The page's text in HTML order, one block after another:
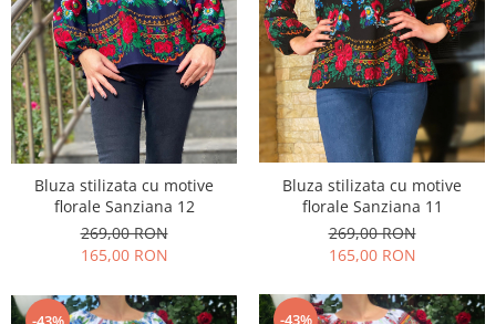
Bluza stilizata cu motive
florale Sanziana 12
269,00 RON
165,00 RON
Bluza stilizata cu motive
florale Sanziana 11
269,00 RON
165,00 RON
-43%